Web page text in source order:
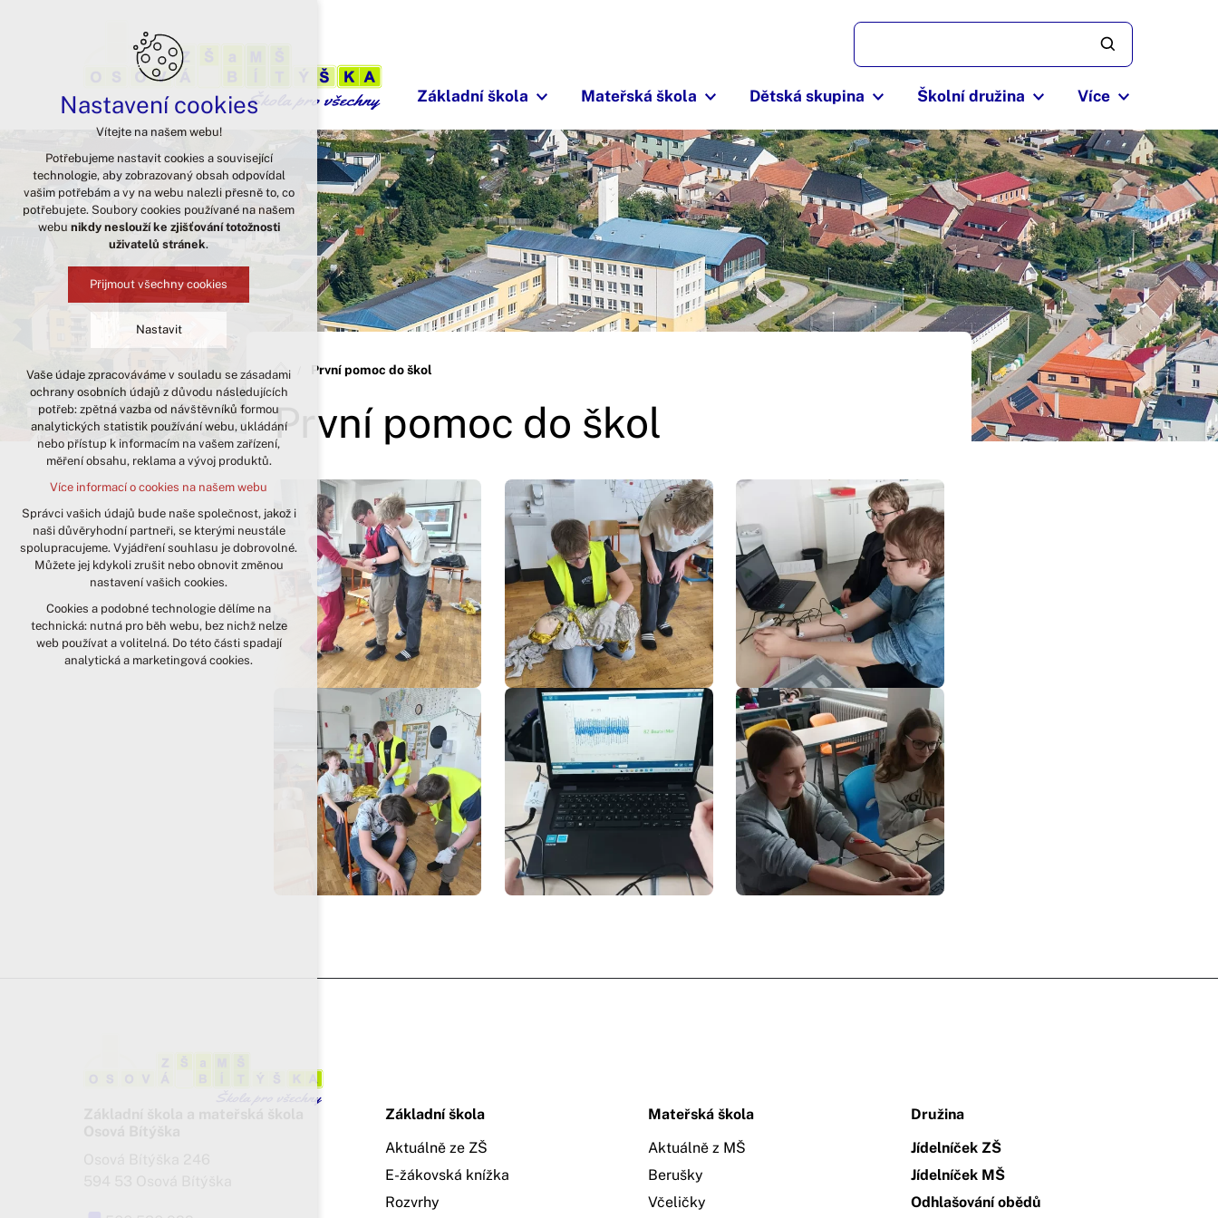
Základní škola Mateřská škola Dětská skupina Školní družina Více
První pomoc do škol
První pomoc do škol
Základní škola
Aktuálně ze ZŠ
E-žákovská knížka
Rozvrhy
Mateřská škola
Aktuálně z MŠ
Berušky
Včeličky
Družina
Jídelníček ZŠ
Jídelníček MŠ
Odhlašování obědů
Nastavení cookies
Vítejte na našem webu!
Potřebujeme nastavit cookies a související
technologie, aby zobrazovaný obsah odpovídal
vašim potřebám a vy na webu nalezli přesně to, co
potřebujete. Soubory cookies používané na našem
webu nikdy neslouží ke zjišťování totožnosti
uživatelů stránek.
Přijmout všechny cookies
Nastavit
Technická cookies
nutná pro provozování webu
udržení kontextu stránek (session):
případná přihlášení, volby jazyka, apod.
analytická pro anonymizované
vyhodnocení návštěvnosti
marketingová cookies (Google)
Více informací o cookies na našem webu
Přijmout všechny cookies
Odmítnout vše
Vaše údaje zpracováváme v souladu se zásadami
ochrany osobních údajů z důvodu následujících
potřeb: zpětná vazba od návštěvníků formou
analytických statistik používání webu, ukládání
nebo přístup k informacím na vašem zařízení,
měření obsahu, reklama a vývoj produktů.
Více informací o cookies na našem webu
Správci vašich údajů bude naše společnost, jakož i
naši důvěryhodní partneři, se kterými neustále
spolupracujeme. Vyjádření souhlasu je dobrovolné.
Můžete jej kdykoli zrušit nebo obnovit změnou
nastavení vašich cookies.
Cookies a podobné technologie dělíme na
technická: nutná pro běh webu, bez nichž nelze
web používat a volitelná. Do této části spadají
analytická a marketingová cookies.